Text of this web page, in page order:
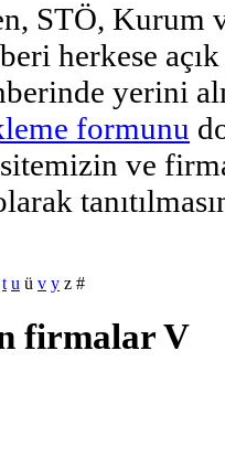
STÖ, Kurum
herkese
yerini
formunu
ve
t u ü v y z #
firmalar V